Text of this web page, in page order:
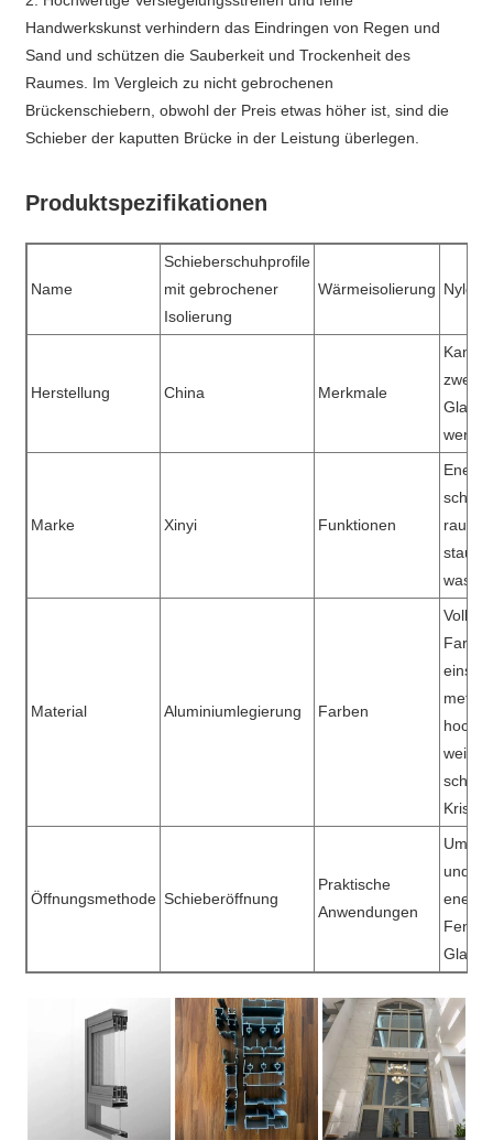
Handwerkskunst verhindern das Eindringen von Regen und
Sand und schützen die Sauberkeit und Trockenheit des
Raumes. Im Vergleich zu nicht gebrochenen
Brückenschiebern, obwohl der Preis etwas höher ist, sind die
Schieber der kaputten Brücke in der Leistung überlegen.
Produktspezifikationen
Name
Schieberschuhprofile
mit gebrochener
Isolierung
Wärmeisolierung Nylon
Herstellung China Merkmale
Kann
Glas
Marke Xinyi Funktionen
Material Aluminiumlegierung Farben
Öffnungsmethode Schieberöffnung
Praktische
Anwendungen
und
Glasen